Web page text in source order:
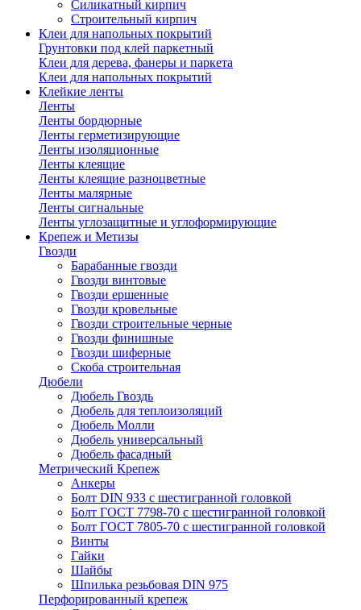
Силикатный кирпич
Строительный кирпич
Клеи для напольных покрытий
Грунтовки под клей паркетный
Клеи для дерева, фанеры и паркета
Клеи для напольных покрытий
Клейкие ленты
Ленты
Ленты бордюрные
Ленты герметизирующие
Ленты изоляционные
Ленты клеящие
Ленты клеящие разноцветные
Ленты малярные
Ленты сигнальные
Ленты углозащитные и углоформирующие
Крепеж и Метизы
Гвозди
Барабанные гвозди
Гвозди винтовые
Гвозди ершенные
Гвозди кровельные
Гвозди строительные черные
Гвозди финишные
Гвозди шиферные
Скоба строительная
Дюбели
Дюбель Гвоздь
Дюбель для теплоизоляций
Дюбель Молли
Дюбель универсальный
Дюбель фасадный
Метрический Крепеж
Анкеры
Болт DIN 933 с шестигранной головкой
Болт ГОСТ 7798-70 с шестигранной головкой
Болт ГОСТ 7805-70 с шестигранной головкой
Винты
Гайки
Шайбы
Шпилька резьбовая DIN 975
Перфорированный крепеж